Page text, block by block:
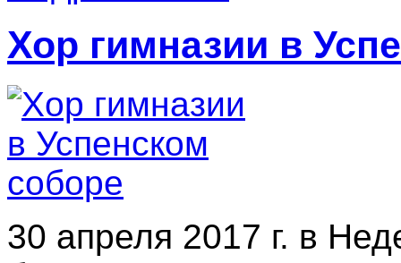
Хор гимназии в
30 апреля 2017 г. в